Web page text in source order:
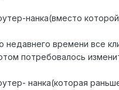
нанка(вместо
недавнего времени все
потребовалось
нанка(которая